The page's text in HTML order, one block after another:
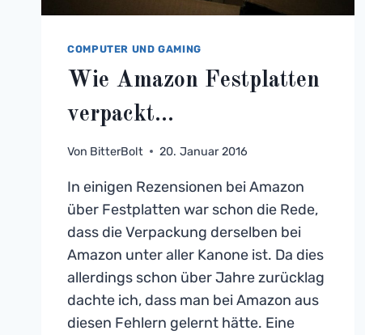
COMPUTER UND GAMING
Wie Amazon Festplatten
verpackt…
Von BitterBolt 20. Januar 2016
In einigen Rezensionen bei Amazon
über Festplatten war schon die Rede,
dass die Verpackung derselben bei
Amazon unter aller Kanone ist. Da dies
allerdings schon über Jahre zurücklag
dachte ich, dass man bei Amazon aus
diesen Fehlern gelernt hätte. Eine